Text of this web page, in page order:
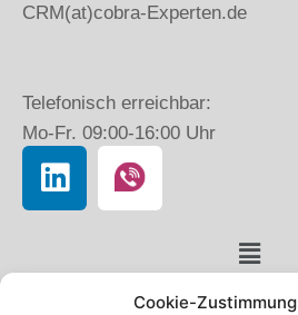
Cookie-Zustimmung
CRM(at)cobra-Experten.de
Telefonisch erreichbar:
Mo-Fr. 09:00-16:00 Uhr